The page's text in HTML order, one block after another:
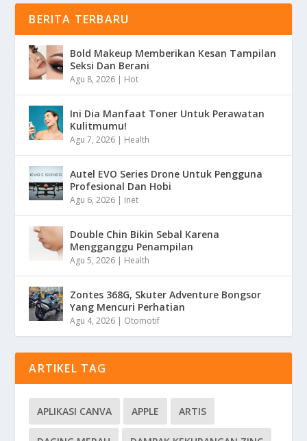
BERITA TERBARU
Bold Makeup Memberikan Kesan Tampilan
Seksi Dan Berani
Agu 8, 2026 | Hot
Ini Dia Manfaat Toner Untuk Perawatan
Kulitmumu!
Agu 7, 2026 | Health
Autel EVO Series Drone Untuk Pengguna
Profesional Dan Hobi
Agu 6, 2026 | Inet
Double Chin Bikin Sebal Karena
Mengganggu Penampilan
Agu 5, 2026 | Health
Zontes 368G, Skuter Adventure Bongsor
Yang Mencuri Perhatian
Agu 4, 2026 | Otomotif
ARTIKEL TAG
APLIKASI CANVA APPLE ARTIS